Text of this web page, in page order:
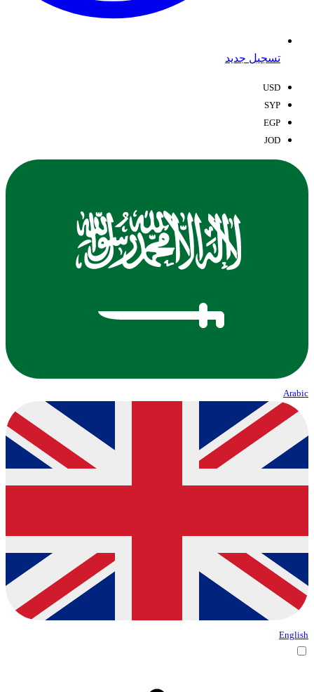
تسجيل جديد
USD
SYP
EGP
JOD
Arabic
English